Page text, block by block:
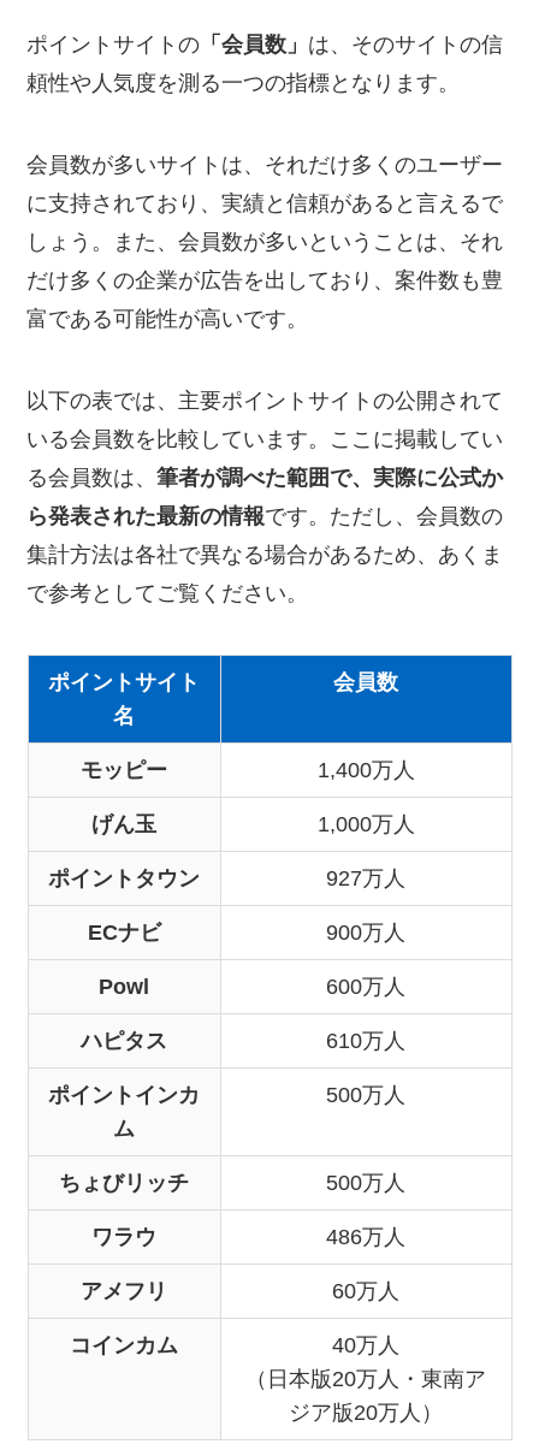
ポイントサイトの 「会員数」 は、そのサイトの信
頼性や人気度を測る一つの指標となります。
会員数が多いサイトは、それだけ多くのユーザー
に支持されており、実績と信頼があると言えるで
しょう。また、会員数が多いということは、それ
だけ多くの企業が広告を出しており、案件数も豊
富である可能性が高いです。
以下の表では、主要ポイントサイトの公開されて
いる会員数を比較しています。ここに掲載してい
る会員数は、筆者が調べた範囲で、実際に公式か
ら発表された最新の情報です。ただし、会員数の
集計方法は各社で異なる場合があるため、あくま
で参考としてご覧ください。
ポイントサイト
名
会員数
モッピー 1,400万人
げん玉 1,000万人
ポイントタウン 927万人
ECナビ 900万人
Powl 600万人
ハピタス 610万人
ポイントインカ
ム
500万人
ちょびリッチ 500万人
ワラウ 486万人
アメフリ 60万人
コインカム
40万人
（日本版20万人・東南ア
ジア版20万人）